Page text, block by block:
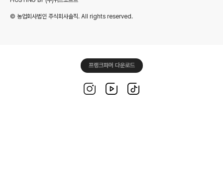
© 농업회사법인 주식회사솔직. All rights reserved.
프랭크파머 다운로드